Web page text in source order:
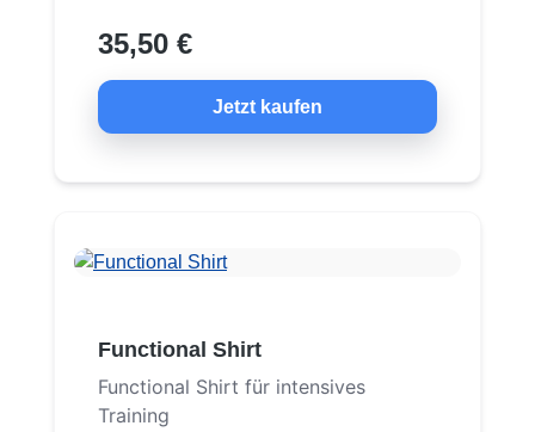
35,50 €
Jetzt kaufen
Functional Shirt
Functional Shirt für intensives
Training